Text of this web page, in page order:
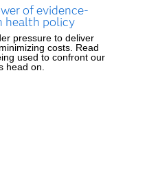
of evidence-
health policy
pressure to deliver
costs. Read
used to confront our
head on.